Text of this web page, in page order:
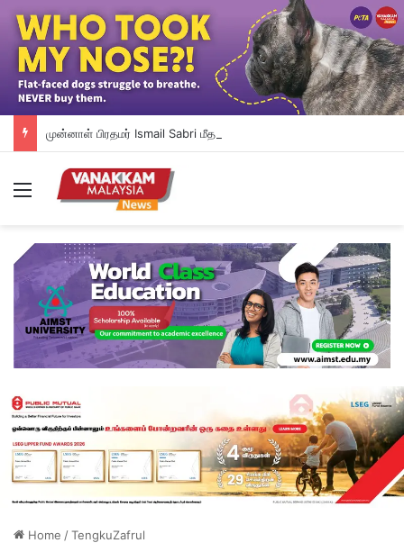
Menu
Home /TengkuZafrul